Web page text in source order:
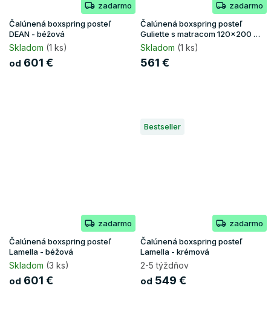
zadarmo
Čalúnená boxspring posteľ
DEAN - béžová
Skladom (1 ks)
od 601 €
zadarmo
Čalúnená boxspring posteľ
Guliette s matracom 120x200 -
čierna
Skladom (1 ks)
561 €
zadarmo
Čalúnená boxspring posteľ
Lamella - béžová
Skladom (3 ks)
od 601 €
Bestseller
zadarmo
Čalúnená boxspring posteľ
Lamella - krémová
2-5 týždňov
od 549 €